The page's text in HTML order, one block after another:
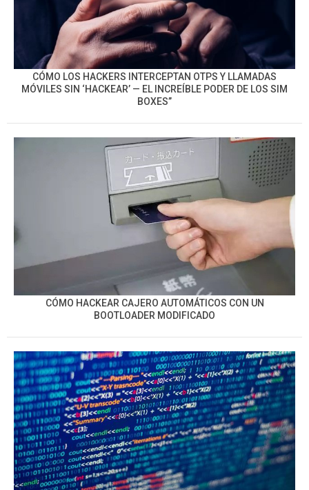
CÓMO LOS HACKERS INTERCEPTAN OTPS Y LLAMADAS
MÓVILES SIN ‘HACKEAR’ — EL INCREÍBLE PODER DE LOS SIM
BOXES”
CÓMO HACKEAR CAJERO AUTOMÁTICOS CON UN
BOOTLOADER MODIFICADO